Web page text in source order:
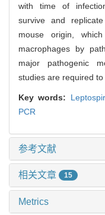
with time of
survive and
mouse origin,
macrophages by
major pathogenic
studies are required
Key words:
PCR
参考文献
相关文章 15
Metrics